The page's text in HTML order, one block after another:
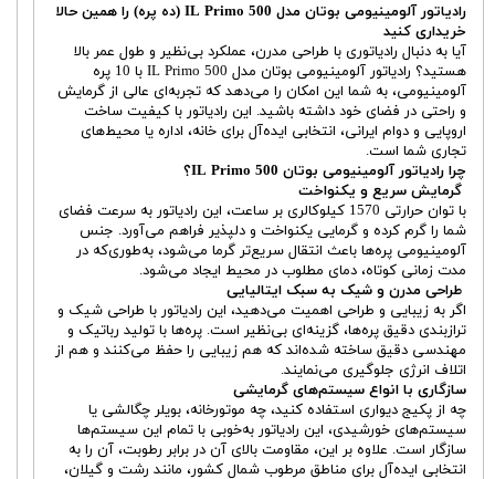
رادیاتور آلومینیومی بوتان مدل IL Primo 500 (ده پره) را همین حالا
خریداری کنید
آیا به دنبال رادیاتوری با طراحی مدرن، عملکرد بی‌نظیر و طول عمر بالا
هستید؟ رادیاتور آلومینیومی بوتان مدل IL Primo 500 با 10 پره
آلومینیومی، به شما این امکان را می‌دهد که تجربه‌ای عالی از گرمایش
و راحتی در فضای خود داشته باشید. این رادیاتور با کیفیت ساخت
اروپایی و دوام ایرانی، انتخابی ایده‌آل برای خانه، اداره یا محیط‌های
تجاری شما است.
چرا رادیاتور آلومینیومی بوتان IL Primo 500؟
گرمایش سریع و یکنواخت
با توان حرارتی 1570 کیلوکالری بر ساعت، این رادیاتور به سرعت فضای
شما را گرم کرده و گرمایی یکنواخت و دلپذیر فراهم می‌آورد. جنس
آلومینیومی پره‌ها باعث انتقال سریع‌تر گرما می‌شود، به‌طوری‌که در
مدت زمانی کوتاه، دمای مطلوب در محیط ایجاد می‌شود.
طراحی مدرن و شیک به سبک ایتالیایی
اگر به زیبایی و طراحی اهمیت می‌دهید، این رادیاتور با طراحی شیک و
ترازبندی دقیق پره‌ها، گزینه‌ای بی‌نظیر است. پره‌ها با تولید رباتیک و
مهندسی دقیق ساخته شده‌اند که هم زیبایی را حفظ می‌کنند و هم از
اتلاف انرژی جلوگیری می‌نمایند.
سازگاری با انواع سیستم‌های گرمایشی
چه از پکیج دیواری استفاده کنید، چه موتورخانه، بویلر چگالشی یا
سیستم‌های خورشیدی، این رادیاتور به‌خوبی با تمام این سیستم‌ها
سازگار است. علاوه بر این، مقاومت بالای آن در برابر رطوبت، آن را به
انتخابی ایده‌آل برای مناطق مرطوب شمال کشور، مانند رشت و گیلان،